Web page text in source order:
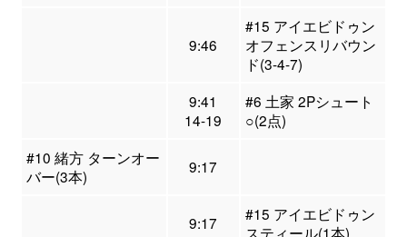
9:46
#15 アイエビドゥン
オフェンスリバウン
ド(3-4-7)
9:41
14-19
#6 土家 2Pシュート
○(2点)
#10 緒方 ターンオー
バー(3本)
9:17
9:17
#15 アイエビドゥン
スティール(1本)